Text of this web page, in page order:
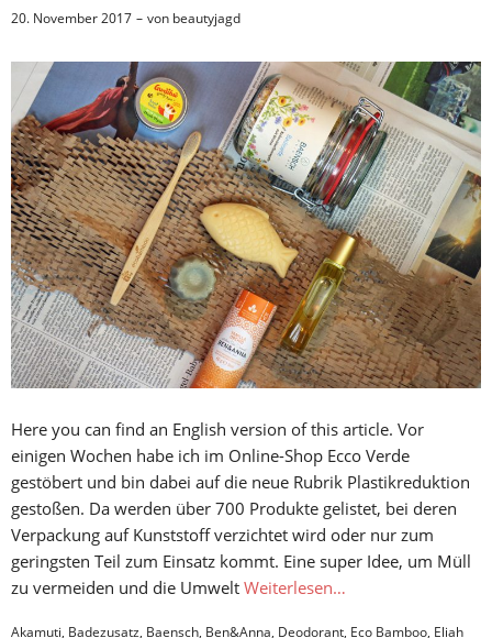
20. November 2017 von beautyjagd
Here you can find an English version of this article. Vor
einigen Wochen habe ich im Online-Shop Ecco Verde
gestöbert und bin dabei auf die neue Rubrik Plastikreduktion
gestoßen. Da werden über 700 Produkte gelistet, bei deren
Verpackung auf Kunststoff verzichtet wird oder nur zum
geringsten Teil zum Einsatz kommt. Eine super Idee, um Müll
zu vermeiden und die Umwelt Weiterlesen…
Akamuti, Badezusatz, Baensch, Ben&Anna, Deodorant, Eco Bamboo, Eliah